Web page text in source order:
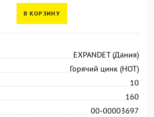
В КОРЗИНУ
EXPANDET (Дания)
Горячий цинк (HOT)
10
160
00-00003697